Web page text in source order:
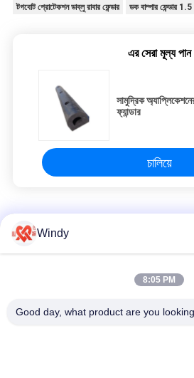
টগবোট প্রোটেকশন ডাব্লু রাবার ফেন্ডার ডক বাম্পার ফেন্ডার 1.5
এর সেরা মূল্য পান
সামুদ্রিক
ফ্যান্ডার
চালিয়ে
আর্চ স্টাইল মেরিন রাবার ফেন্ডার, স্বল্প রক্ষণাবেক্ষণ
নিউমেটিক রাবার ফেন্ডার: স্বল্প রক্ষণাবেক্ষণ এবং
চমৎকার কম্প্রেশন কর্মক্ষমতা ভাসমান ফেন্ডার আইটেম নং
Windy
8:05 PM
Good day, what product are you